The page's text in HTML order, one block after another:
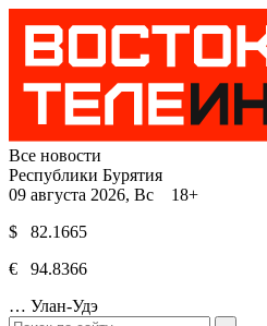
Все новости
Республики Бурятия
09 августа 2026, Вс 18+
$ 82.1665
€ 94.8366
… Улан-Удэ